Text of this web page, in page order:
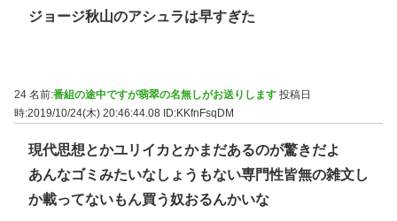
ジョージ秋山のアシュラは早すぎた
24 名前:番組の途中ですが翡翠の名無しがお送りします 投稿日
時:2019/10/24(木) 20:46:44.08 ID:KKfnFsqDM
現代思想とかユリイカとかまだあるのが驚きだよ
あんなゴミみたいなしょうもない専門性皆無の雑文し
か載ってないもん買う奴おるんかいな